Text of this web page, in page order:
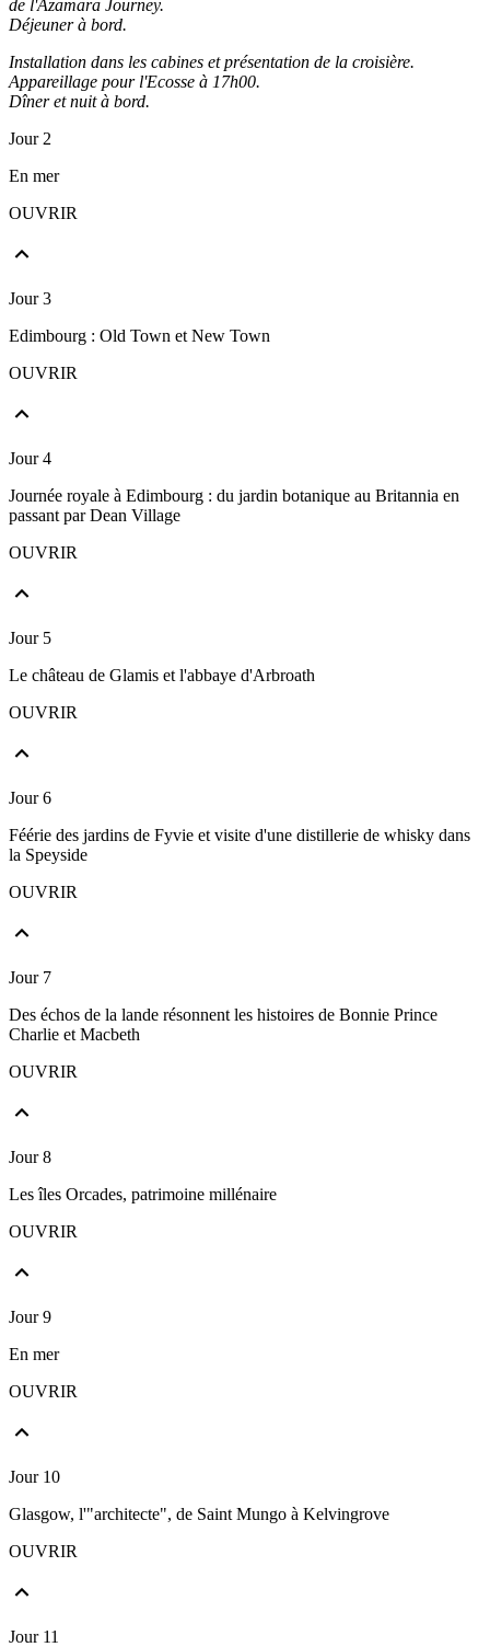
de l'Azamara Journey.
Déjeuner à bord.
Installation dans les cabines et présentation de la croisière.
Appareillage pour l'Ecosse à 17h00.
Dîner et nuit à bord.
Jour 2
En mer
OUVRIR
Jour 3
Edimbourg : Old Town et New Town
OUVRIR
Jour 4
Journée royale à Edimbourg : du jardin botanique au Britannia en
passant par Dean Village
OUVRIR
Jour 5
Le château de Glamis et l'abbaye d'Arbroath
OUVRIR
Jour 6
Féérie des jardins de Fyvie et visite d'une distillerie de whisky dans
la Speyside
OUVRIR
Jour 7
Des échos de la lande résonnent les histoires de Bonnie Prince
Charlie et Macbeth
OUVRIR
Jour 8
Les îles Orcades, patrimoine millénaire
OUVRIR
Jour 9
En mer
OUVRIR
Jour 10
Glasgow, l'"architecte", de Saint Mungo à Kelvingrove
OUVRIR
Jour 11